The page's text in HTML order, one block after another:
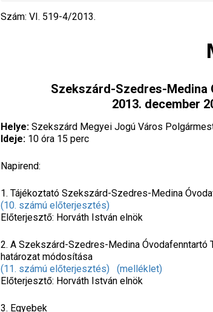
Szám: VI. 519-4/2013.
Szekszárd-Szedres-Medina
2013. december
Helye: Szekszárd Megyei Jogú Város
Ideje: 10 óra 15 perc
Napirend:
1. Tájékoztató Szekszárd-Szedres-Medina
(10. számú előterjesztés)
Előterjesztő: Horváth István elnök
2. A Szekszárd-Szedres-Medina
határozat módosítása
(11. számú előterjesztés)
(melléklet)
Előterjesztő: Horváth István elnök
3. Egyebek